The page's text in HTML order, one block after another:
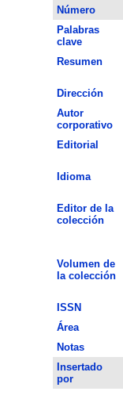
Número
Palabras
clave
Resumen
Dirección
Autor
corporativo
Editorial
Idioma
Editor de la
colección
Volumen de
la colección
ISSN
Área
Notas
Insertado
por